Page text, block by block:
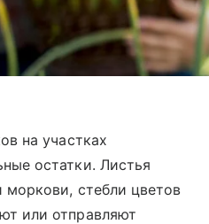
на участках
остатки. Листья
моркови, стебли цветов
или отправляют